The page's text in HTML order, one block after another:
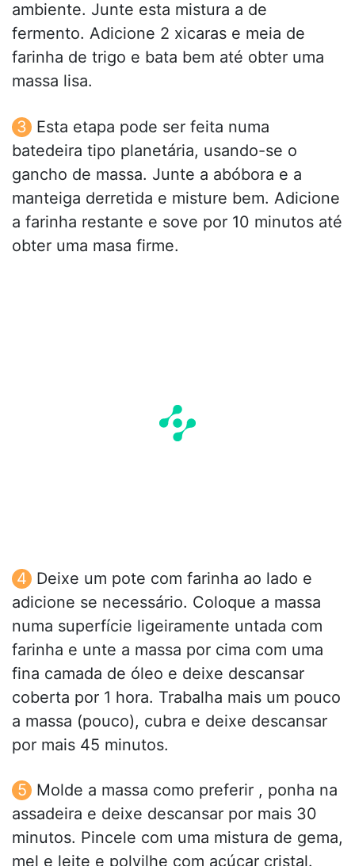
ambiente. Junte esta mistura a de
fermento. Adicione 2 xicaras e meia de
farinha de trigo e bata bem até obter uma
massa lisa.
Esta etapa pode ser feita numa
batedeira tipo planetária, usando-se o
gancho de massa. Junte a abóbora e a
manteiga derretida e misture bem. Adicione
a farinha restante e sove por 10 minutos até
obter uma masa firme.
Deixe um pote com farinha ao lado e
adicione se necessário. Coloque a massa
numa superfície ligeiramente untada com
farinha e unte a massa por cima com uma
fina camada de óleo e deixe descansar
coberta por 1 hora. Trabalha mais um pouco
a massa (pouco), cubra e deixe descansar
por mais 45 minutos.
Molde a massa como preferir , ponha na
assadeira e deixe descansar por mais 30
minutos. Pincele com uma mistura de gema,
mel e leite e polvilhe com açúcar cristal.